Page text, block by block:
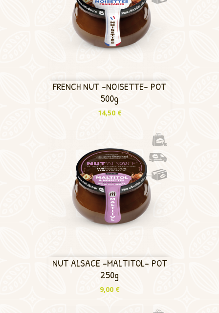
FRENCH NUT -NOISETTE- POT
500g
Prix
14,50 €
NUT ALSACE -MALTITOL- POT
250g
Prix
9,00 €